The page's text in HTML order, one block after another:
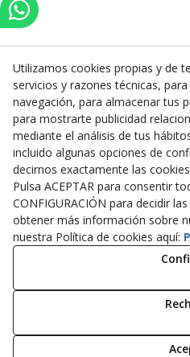
Inserbo, S.L.
Pol. Industrial
25123 Torrefarrera
+34 973
+34
Aviso
Política de
© 08/2026 Inserbo, S.L. -
Utilizamos cookies propias y de
servicios y razones técnicas,
navegación, para almacenar tus
para mostrarte publicidad
mediante el análisis de tus
incluido algunas opciones de
decirnos exactamente las
Pulsa ACEPTAR para consentir
CONFIGURACIÓN para decidir
obtener más información sobre
nuestra Política de cookies aquí: